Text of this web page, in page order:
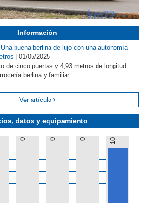
datos y equipamiento
0 0 0 10
Información
buena berlina de lujo con una autonomía
01/05/2025
de cinco puertas y 4,93 metros de longitud.
berlina y familiar.
Ver artículo